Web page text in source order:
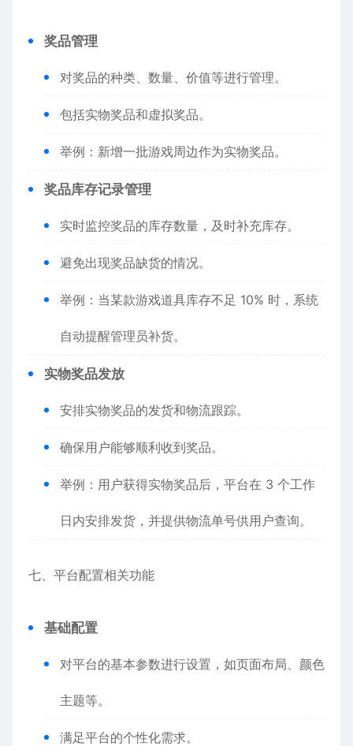
奖品管理
对奖品的种类、数量、价值等进行管理。
包括实物奖品和虚拟奖品。
举例：新增一批游戏周边作为实物奖品。
奖品库存记录管理
实时监控奖品的库存数量，及时补充库存。
避免出现奖品缺货的情况。
举例：当某款游戏道具库存不足 10% 时，系统
自动提醒管理员补货。
实物奖品发放
安排实物奖品的发货和物流跟踪。
确保用户能够顺利收到奖品。
举例：用户获得实物奖品后，平台在 3 个工作
日内安排发货，并提供物流单号供用户查询。
七、平台配置相关功能
基础配置
对平台的基本参数进行设置，如页面布局、颜色
主题等。
满足平台的个性化需求。